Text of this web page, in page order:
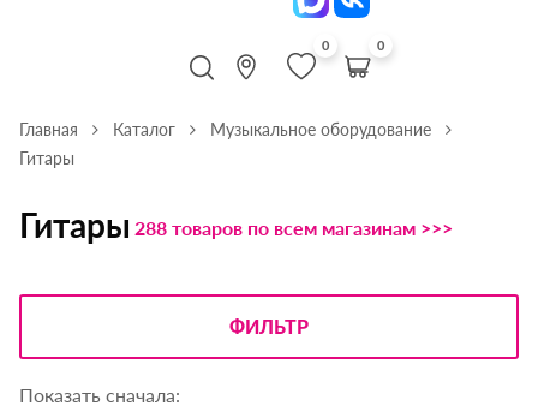
0 0
Главная Каталог
Музыкальное оборудование
Гитары
Гитары 288 товаров по всем магазинам >>>
ФИЛЬТР
Показать сначала: